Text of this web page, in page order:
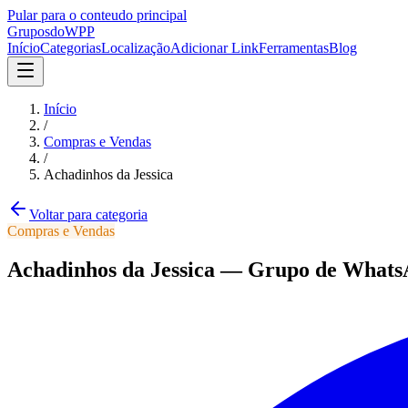
Pular para o conteudo principal
GruposdoWPP
InícioCategoriasLocalizaçãoAdicionar LinkFerramentasBlog
Início
/
Compras e Vendas
/
Achadinhos da Jessica
Voltar para categoria
Compras e Vendas
Achadinhos da Jessica — Grupo de